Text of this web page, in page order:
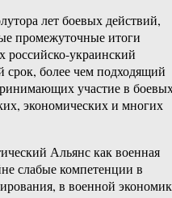
лет боевых действий,
промежуточные итоги
российско-украинский
срок, более чем подходящий
участие в
экономических и многих
Альянс как военная
слабые компетенции в
в военной